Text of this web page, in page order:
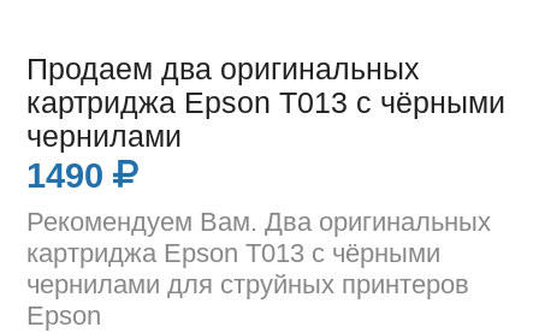
Продаем два оригинальных
картриджа Epson T013 с чёрными
чернилами
1490
Рекомендуем Вам. Два оригинальных
картриджа Epson T013 с чёрными
чернилами для струйных принтеров
Epson